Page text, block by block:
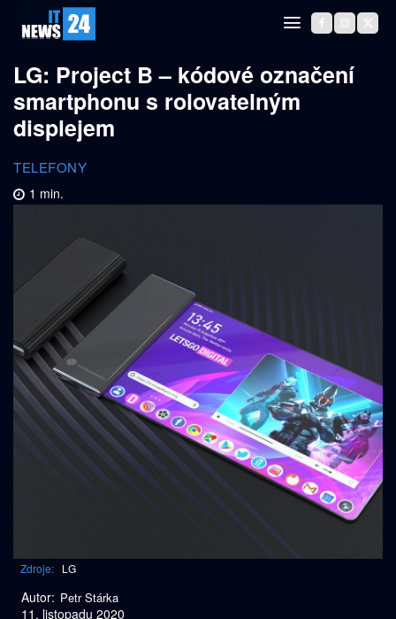
LG: Project B – kódové označení
smartphonu s rolovatelným
displejem
TELEFONY
1 min.
Zdroje: LG
Autor: Petr Stárka
11. listopadu 2020